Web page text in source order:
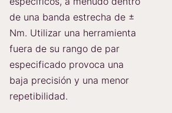
de una banda estrecha de ±
Nm. Utilizar una herramienta
fuera de su rango de par
especificado provoca una
baja precisión y una menor
repetibilidad.